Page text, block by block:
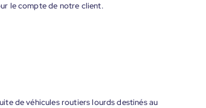
le compte de notre client.
de véhicules routiers lourds destinés au